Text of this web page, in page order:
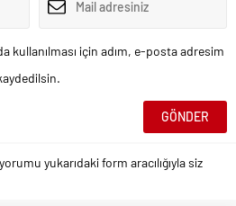
kullanılması için adım, e-posta adresim
yukarıdaki form aracılığıyla siz